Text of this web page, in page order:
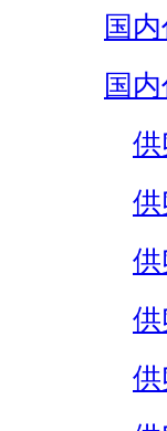
国
国
供
供
供